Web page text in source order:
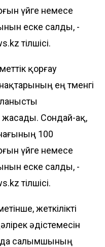
үйге немесе
еске салды, -
тілшісі.
қорғау
ең төменгі
жасады. Сондай-ақ,
100
үйге немесе
еске салды, -
тілшісі.
жеткілікті
әдістемесін
салымшының